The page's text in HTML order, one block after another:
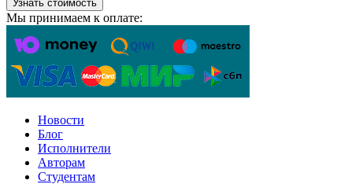
Узнать стоимость
Мы принимаем к оплате:
Новости
Блог
Исполнители
Авторам
Студентам